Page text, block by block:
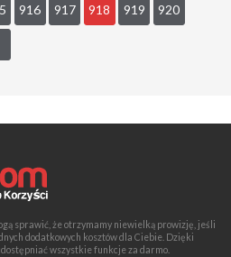
916 917 918 919 920
sprawić, że otrzymamy niewielką prowizję, jeśli
dodatkowych kosztów dla Ciebie. Dzięki
wszystkie funkcje za darmo.